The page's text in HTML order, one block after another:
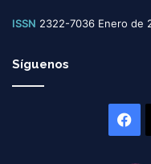
ISSN 2322-7036 Enero de
Síguenos